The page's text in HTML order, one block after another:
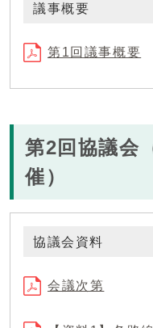
議事概要
第1回議事概要
第2回協議会
催）
協議会資料
会議次第